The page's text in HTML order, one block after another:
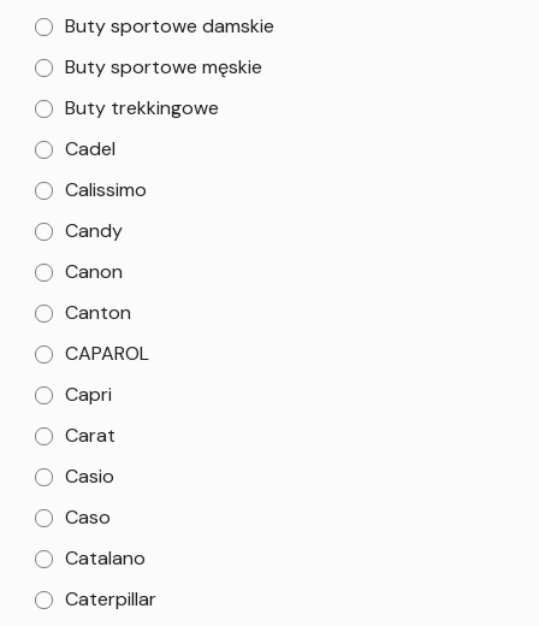
Buty sportowe damskie
Buty sportowe męskie
Buty trekkingowe
Cadel
Calissimo
Candy
Canon
Canton
CAPAROL
Capri
Carat
Casio
Caso
Catalano
Caterpillar